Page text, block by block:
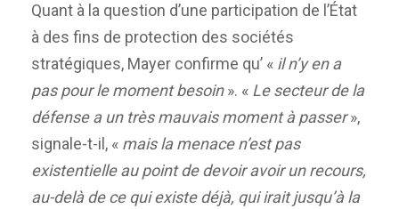
Quant à la question d’une participation de l’État
à des fins de protection des sociétés
stratégiques, Mayer confirme qu’ « il n’y en a
pas pour le moment besoin». « Le secteur de la
défense a un très mauvais moment à passer»,
signale-t-il, « mais la menace n’est pas
existentielle au point de devoir avoir un recours,
au-delà de ce qui existe déjà, qui irait jusqu’à la